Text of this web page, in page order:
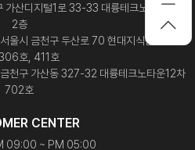
가산디지털1로 33-33 대륭테크노타운2차
2층
울시 금천구 두산로 70 현대지식산업센터
호, 411호
천구 가산동 327-32 대륭테크노타운12차
702호
CENTER
09:00 ~ PM 05:00